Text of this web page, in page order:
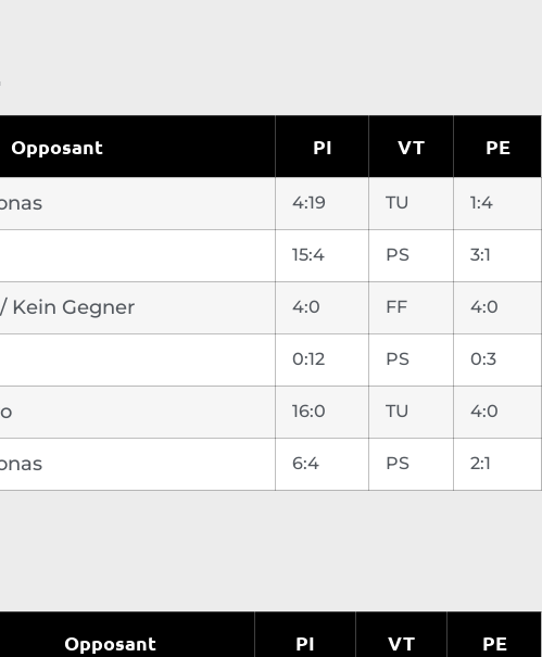
Opposant PI VT PE
4:19 TU 1:4
15:4 PS 3:1
Kein Gegner 4:0 FF 4:0
0:12 PS 0:3
16:0 TU 4:0
6:4 PS 2:1
Opposant PI VT PE